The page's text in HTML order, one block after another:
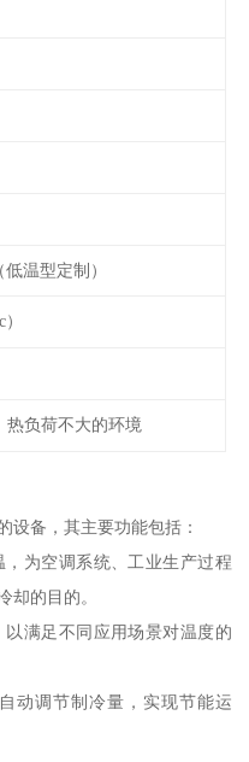
温型定制）
热负荷不大的环境
设备，其主要功能包括：
为空调系统、工业生产过程
却的目的。
满足不同应用场景对温度的
动调节制冷量，实现节能运